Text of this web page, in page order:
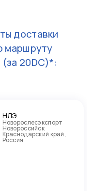
доставки
маршруту
(за 20DC)*:
НЛЭ
Новорослесэкспорт
Новороссийск
Краснодарский край,
Россия